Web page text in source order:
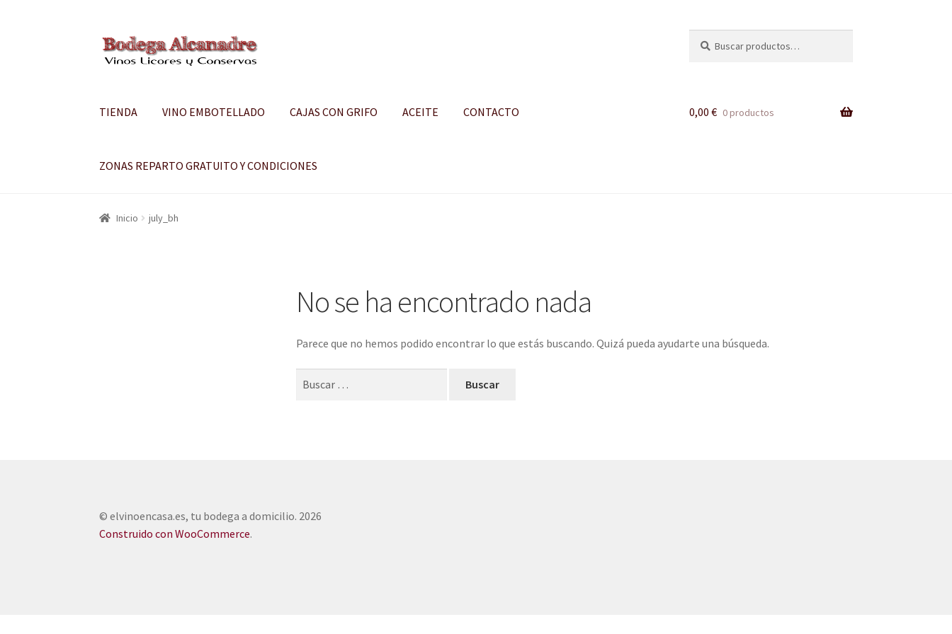
Ir
a
Ir
al
por:
TIENDA VINO EMBOTELLADO CAJAS CON GRIFO ACEITE CONTACTO
ZONAS REPARTO GRATUITO Y CONDICIONES
0,00 € 0 productos
Inicio july_bh
No se ha encontrado nada
Parece que no hemos podido encontrar lo que estás buscando. Quizá pueda ayudarte una búsqueda.
© elvinoencasa.es, tu bodega a domicilio. 2026
Construido con WooCommerce.